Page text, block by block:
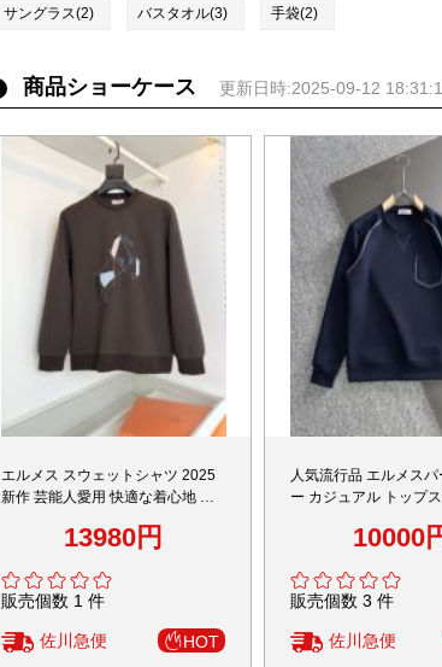
サングラス(2) バスタオル(3) 手袋(2)
商品ショーケース 更新日時:2025-09-12
エルメス スウェットシャツ 2025
新作 芸能人愛用 快適な着心地 高
13980円
販売個数 1 件
佐川急便 HOT
人気流行品 エルメス
ー カジュアル トップ
10000
販売個数 3 件
佐川急便